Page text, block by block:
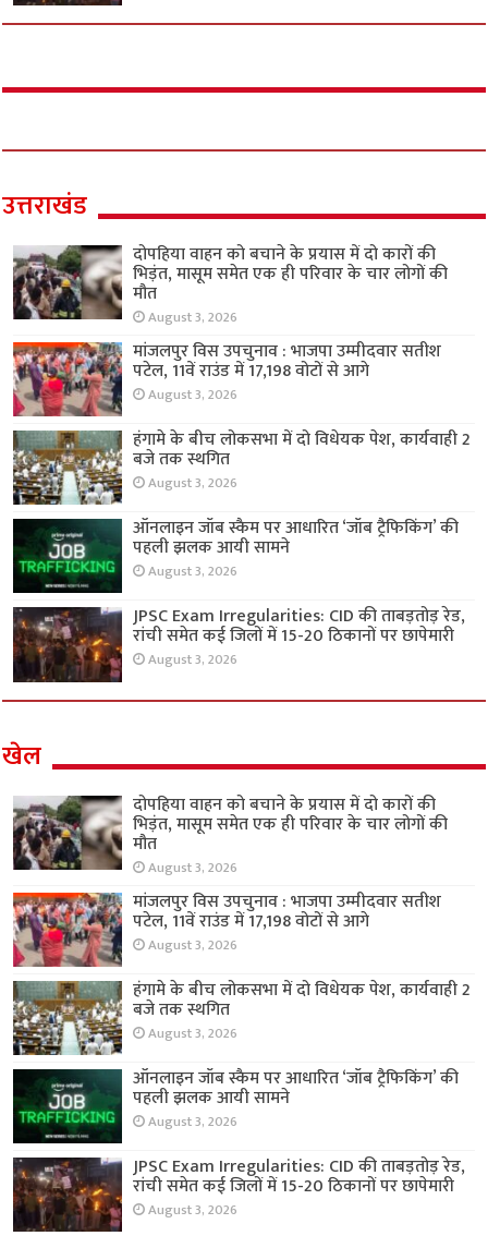
उत्तराखंड
दोपहिया वाहन को बचाने के प्रयास में दो कारों की
भिड़ंत, मासूम समेत एक ही परिवार के चार लोगों की
मौत
August 3, 2026
मांजलपुर विस उपचुनाव : भाजपा उम्मीदवार सतीश
पटेल, 11वें राउंड में 17,198 वोटों से आगे
August 3, 2026
हंगामे के बीच लोकसभा में दो विधेयक पेश, कार्यवाही 2
बजे तक स्थगित
August 3, 2026
ऑनलाइन जॉब स्कैम पर आधारित ‘जॉब ट्रैफिकिंग’ की
पहली झलक आयी सामने
August 3, 2026
JPSC Exam Irregularities: CID की ताबड़तोड़ रेड,
रांची समेत कई जिलों में 15-20 ठिकानों पर छापेमारी
August 3, 2026
खेल
दोपहिया वाहन को बचाने के प्रयास में दो कारों की
भिड़ंत, मासूम समेत एक ही परिवार के चार लोगों की
मौत
August 3, 2026
मांजलपुर विस उपचुनाव : भाजपा उम्मीदवार सतीश
पटेल, 11वें राउंड में 17,198 वोटों से आगे
August 3, 2026
हंगामे के बीच लोकसभा में दो विधेयक पेश, कार्यवाही 2
बजे तक स्थगित
August 3, 2026
ऑनलाइन जॉब स्कैम पर आधारित ‘जॉब ट्रैफिकिंग’ की
पहली झलक आयी सामने
August 3, 2026
JPSC Exam Irregularities: CID की ताबड़तोड़ रेड,
रांची समेत कई जिलों में 15-20 ठिकानों पर छापेमारी
August 3, 2026